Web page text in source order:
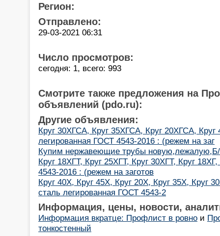
Регион:
Отправлено:
29-03-2021 06:31
Число просмотров:
сегодня: 1, всего: 993
Смотрите также предложения на
объявлений (pdo.ru):
Другие объявления:
Круг 30ХГСА, Круг 35ХГСА, Круг 20ХГСА, Круг
легированная ГОСТ 4543-2016 : (режем на заг
Купим нержавеющие трубы новую,лежалую,Б/
Круг 18ХГТ, Круг 25ХГТ, Круг 30ХГТ, Круг
4543-2016 : (режем на заготов
Круг 40Х, Круг 45Х, Круг 20Х, Круг 35Х, Круг
сталь легированная ГОСТ 4543-2
Информация, цены, новости,
Информация вкратце: Профлист в ровно и
тонкостенный